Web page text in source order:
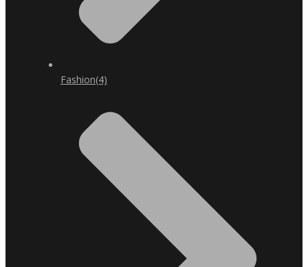
Fashion(4)